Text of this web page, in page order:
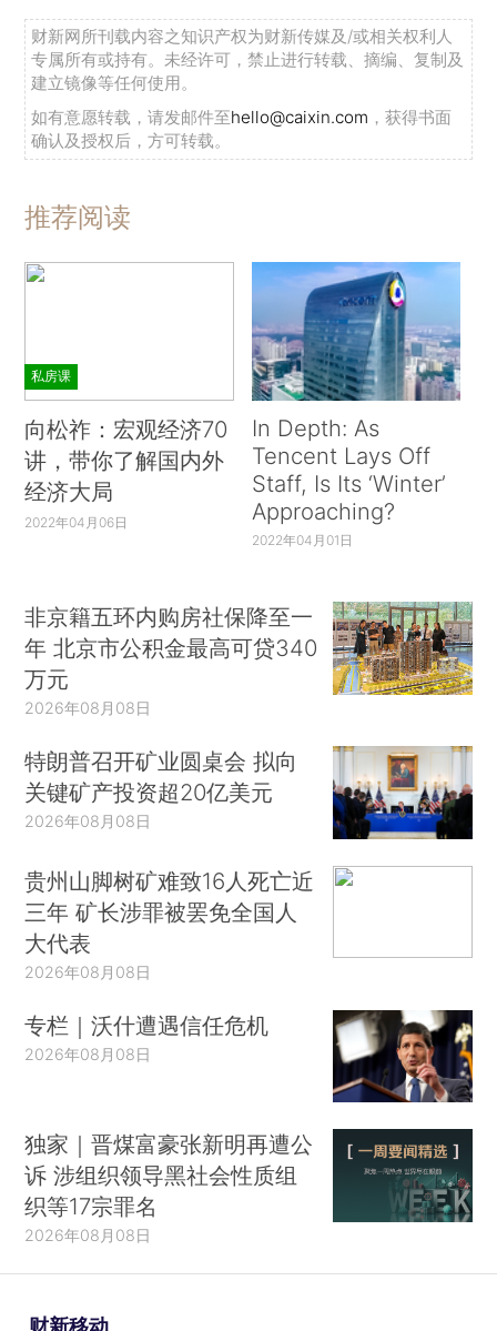
财新网所刊载内容之知识产权为财新传媒及/或相关权利人
专属所有或持有。未经许可，禁止进行转载、摘编、复制及
建立镜像等任何使用。
如有意愿转载，请发邮件至hello@caixin.com ，获得书面
确认及授权后，方可转载。
推荐阅读
私房课
向松祚：宏观经济70
讲，带你了解国内外
经济大局
2022年04月06日
In Depth: As
Tencent Lays Off
Staff, Is Its ‘Winter’
Approaching?
2022年04月01日
非京籍五环内购房社保降至一
年 北京市公积金最高可贷340
万元
2026年08月08日
特朗普召开矿业圆桌会 拟向
关键矿产投资超20亿美元
2026年08月08日
贵州山脚树矿难致16人死亡近
三年 矿长涉罪被罢免全国人
大代表
2026年08月08日
专栏｜沃什遭遇信任危机
2026年08月08日
独家｜晋煤富豪张新明再遭公
诉 涉组织领导黑社会性质组
织等17宗罪名
2026年08月08日
财新移动